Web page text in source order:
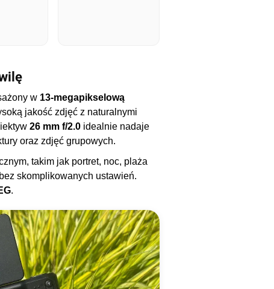
w 13-megapikselową
jakość zdjęć z naturalnymi
26 mm f/2.0 idealnie nadaje
oraz zdjęć grupowych.
takim jak portret, noc, plaża
skomplikowanych ustawień.
.